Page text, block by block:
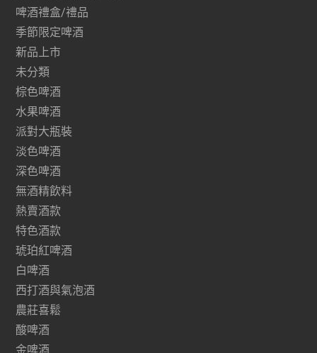
啤酒禮盒/禮品
季節限定啤酒
新品上市
未分類
棕色啤酒
水果啤酒
派對大瓶裝
淡色啤酒
深色啤酒
無酒精飲料
熱賣酒款
特色酒款
琥珀紅啤酒
白啤酒
西打酒與氣泡酒
農莊喜鬆
酸啤酒
金啤酒